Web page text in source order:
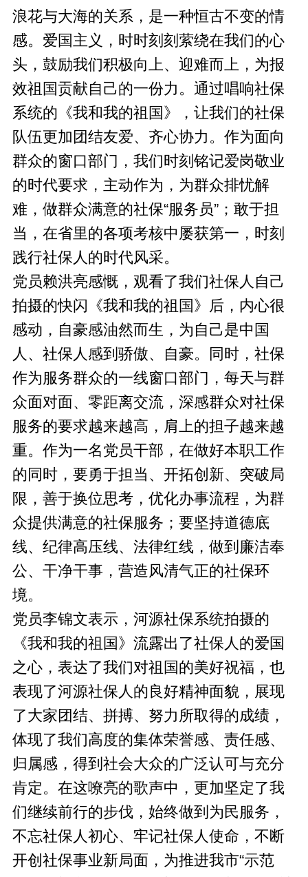
浪花与大海的关系，是一种恒古不变的情
感。爱国主义，时时刻刻萦绕在我们的心
头，鼓励我们积极向上、迎难而上，为报
效祖国贡献自己的一份力。通过唱响社保
系统的《我和我的祖国》，让我们的社保
队伍更加团结友爱、齐心协力。作为面向
群众的窗口部门，我们时刻铭记爱岗敬业
的时代要求，主动作为，为群众排忧解
难，做群众满意的社保“服务员”；敢于担
当，在省里的各项考核中屡获第一，时刻
践行社保人的时代风采。
党员赖洪亮感慨，观看了我们社保人自己
拍摄的快闪《我和我的祖国》后，内心很
感动，自豪感油然而生，为自己是中国
人、社保人感到骄傲、自豪。同时，社保
作为服务群众的一线窗口部门，每天与群
众面对面、零距离交流，深感群众对社保
服务的要求越来越高，肩上的担子越来越
重。作为一名党员干部，在做好本职工作
的同时，要勇于担当、开拓创新、突破局
限，善于换位思考，优化办事流程，为群
众提供满意的社保服务；要坚持道德底
线、纪律高压线、法律红线，做到廉洁奉
公、干净干事，营造风清气正的社保环
境。
党员李锦文表示，河源社保系统拍摄的
《我和我的祖国》流露出了社保人的爱国
之心，表达了我们对祖国的美好祝福，也
表现了河源社保人的良好精神面貌，展现
了大家团结、拼搏、努力所取得的成绩，
体现了我们高度的集体荣誉感、责任感、
归属感，得到社会大众的广泛认可与充分
肯定。在这嘹亮的歌声中，更加坚定了我
们继续前行的步伐，始终做到为民服务，
不忘社保人初心、牢记社保人使命，不断
开创社保事业新局面，为推进我市“示范